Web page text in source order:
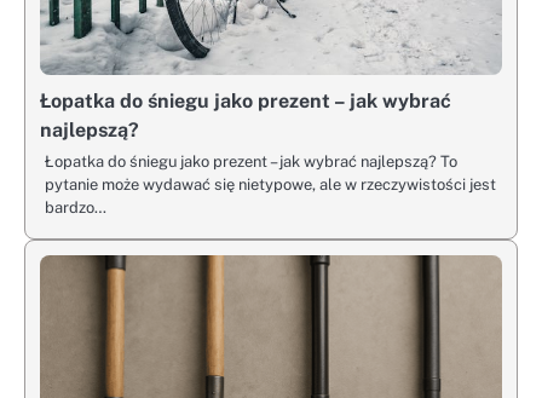
Łopatka do śniegu jako prezent – jak wybrać
najlepszą?
Łopatka do śniegu jako prezent – jak wybrać najlepszą? To
pytanie może wydawać się nietypowe, ale w rzeczywistości jest
bardzo…